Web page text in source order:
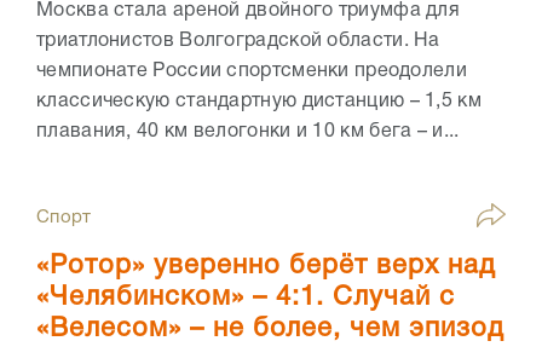
Москва стала ареной двойного триумфа для
триатлонистов Волгоградской области. На
чемпионате России спортсменки преодолели
классическую стандартную дистанцию – 1,5 км
плавания, 40 км велогонки и 10 км бега – и...
Спорт
«Ротор» уверенно берёт верх над
«Челябинском» – 4:1. Случай с
«Велесом» – не более, чем эпизод